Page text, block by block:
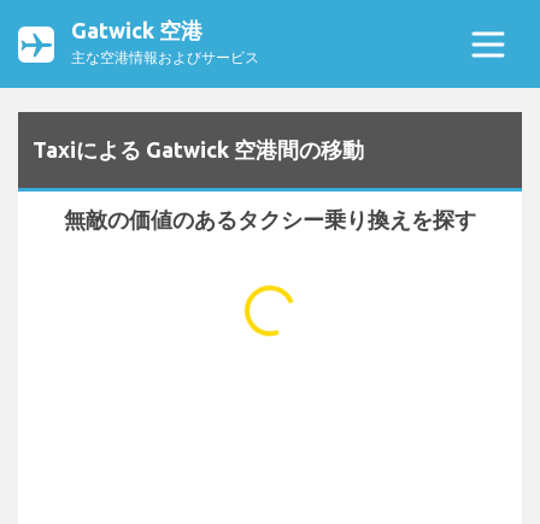
Gatwick 空港
主な空港情報およびサービス
Taxiによる Gatwick 空港間の移動
無敵の価値のあるタクシー乗り換えを探す